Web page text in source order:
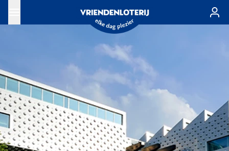
Ga naar de hoofdinhoud